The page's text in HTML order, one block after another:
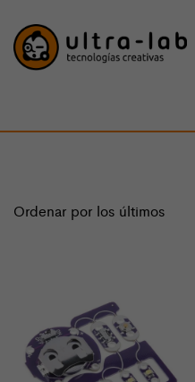
Ordenar por los últimos